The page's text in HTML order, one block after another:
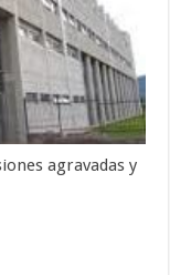
agravadas y